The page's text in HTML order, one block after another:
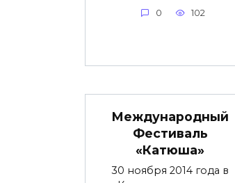
0 102
Международный
Фестиваль
«Катюша»
30 ноября 2014 года в